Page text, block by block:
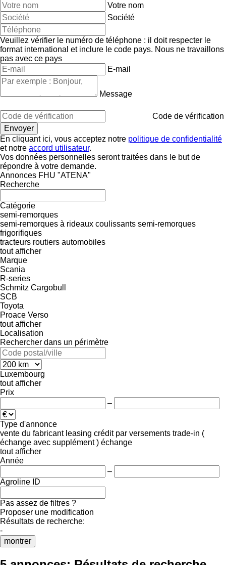
Votre nom
Société
Veuillez vérifier le numéro de téléphone : il doit respecter le
format international et inclure le code pays. Nous ne travaillons
pas avec ce pays
E-mail
Message
Code de vérification
En cliquant ici, vous acceptez notre politique de confidentialité
et notre accord utilisateur.
Vos données personnelles seront traitées dans le but de
répondre à votre demande.
Annonces FHU "ATENA"
Recherche
Catégorie
semi-remorques
semi-remorques à rideaux coulissants semi-remorques
frigorifiques
tracteurs routiers automobiles
tout afficher
Marque
Scania
R-series
Schmitz Cargobull
SCB
Toyota
Proace Verso
tout afficher
Localisation
Rechercher dans un périmètre
Luxembourg
tout afficher
Prix
–
Type d'annonce
vente du fabricant leasing crédit par versements trade-in (
échange avec supplément ) échange
tout afficher
Année
–
Agroline ID
Pas assez de filtres ?
Proposer une modification
Résultats de recherche:
-
montrer